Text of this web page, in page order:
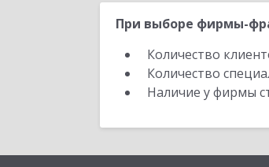
При выборе фирмы-
Количество
Количество
Наличие у фирмы